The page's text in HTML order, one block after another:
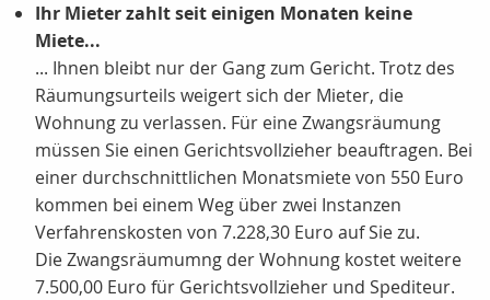
Ihr Mieter zahlt seit einigen Monaten keine
Miete...
... Ihnen bleibt nur der Gang zum Gericht. Trotz des
Räumungsurteils weigert sich der Mieter, die
Wohnung zu verlassen. Für eine Zwangsräumung
müssen Sie einen Gerichtsvollzieher beauftragen. Bei
einer durchschnittlichen Monatsmiete von 550 Euro
kommen bei einem Weg über zwei Instanzen
Verfahrenskosten von 7.228,30 Euro auf Sie zu.
Die Zwangsräumumng der Wohnung kostet weitere
7.500,00 Euro für Gerichtsvollzieher und Spediteur.